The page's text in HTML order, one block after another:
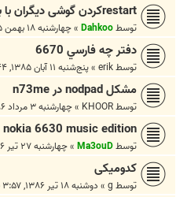
restartکردن گوشی دیگران با بلوتوث گوشی شما
توسطDahkoo
»چهارشنبه ۱۸ بهمن ۱۳۸۵, ۱۱:۴۸ ب.ظ
دفتر چه فارسي 6670
توسطerik
»پنج‌شنبه ۱۱ آبان ۱۳۸۵, ۶:۴۴ ب.ظ
مشکل nodpad در n73me
توسطKHOOR
»چهارشنبه ۳ مرداد ۱۳۸۶, ۱۲:۱۸ ق.ظ
nokia 6630 music edition
توسطMa3ouD
»چهارشنبه ۲۷ تیر ۱۳۸۶, ۱۰:۱۸ ق.ظ
کدومیکی
توسط g
» دوشنبه ۱۸ تیر ۱۳۸۶, ۳:۵۷ ب.ظ